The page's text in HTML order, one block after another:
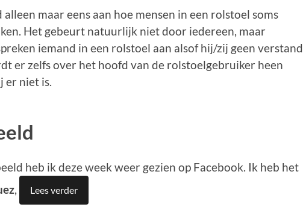
maar eens aan hoe mensen in een rolstoel soms
Het gebeurt natuurlijk niet door iedereen, maar
iemand in een rolstoel aan alsof hij/zij geen verstand
er zelfs over het hoofd van de rolstoelgebruiker heen
er niet is.
heb ik deze week weer gezien op Facebook. Ik heb het
, Lees verder